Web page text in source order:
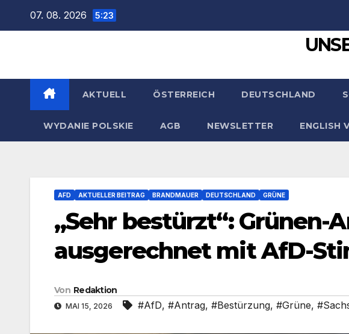
07. 08. 2026 5:23
AKTUELL ÖSTERREICH DEUTSCHLAND
WYDANIE POLSKIE AGB NEWSLETTER ENGLISH
AFD AKTUELLER BEITRAG BRANDMAUER DEUTSCHLAND GRÜNE
„Sehr bestürzt“: Grünen-
ausgerechnet mit AfD-
Von Redaktion
MAI 15, 2026 #AfD, #Antrag, #Bestürzung, #Grüne,